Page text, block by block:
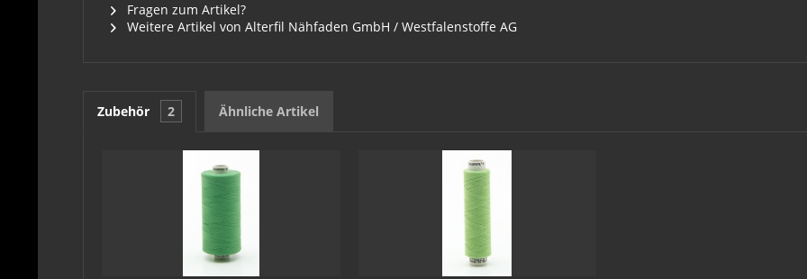
Fragen zum Artikel?
Weitere Artikel von Alterfil Nähfaden GmbH / Westfalenstoffe AG
Zubehör 2 Ähnliche Artikel